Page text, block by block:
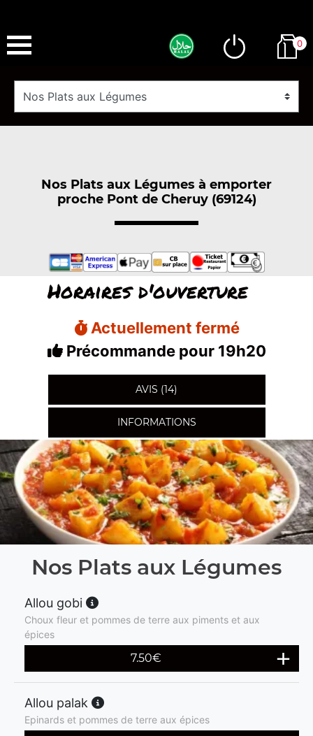
0
Nos Plats aux Légumes à emporter
proche Pont de Cheruy (69124)
Horaires d'ouverture
Actuellement fermé
Précommande pour 19h20
AVIS (14)
INFORMATIONS
Nos Plats aux Légumes
Allou gobi
Choux fleur et pommes de terre aux piments et aux
épices
7.50€
Allou palak
Epinards et pommes de terre aux épices